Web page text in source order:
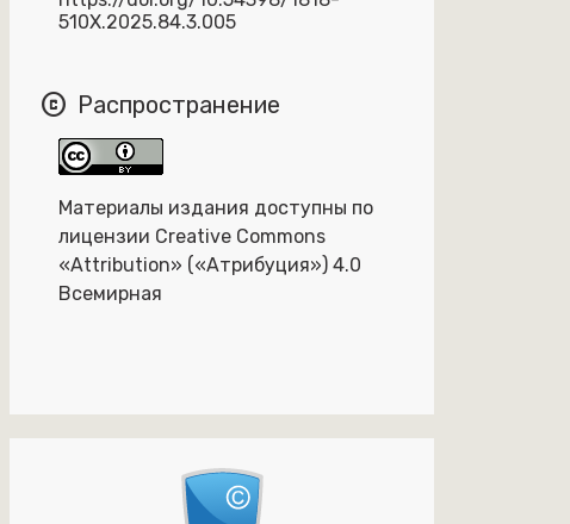
510X.2025.84.3.005
copyright Распространение
Материалы издания доступны по
лицензии Creative Commons
«Attribution» («Атрибуция») 4.0
Всемирная